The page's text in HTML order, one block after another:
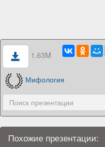
1.63M
Мифология
Похожие презентации: